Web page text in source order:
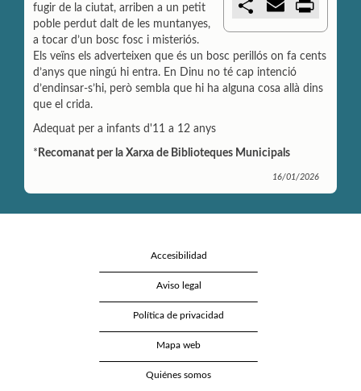
a
t
i
m
l
t
fugir de la ciutat, arriben a un petit
poble perdut dalt de les muntanyes,
a tocar d’un bosc fosc i misteriós.
Els veïns els adverteixen que és un bosc perillós on fa cents
d’anys que ningú hi entra. En Dinu no té cap intenció
d’endinsar-s’hi, però sembla que hi ha alguna cosa allà dins
que el crida.
Adequat per a infants d'11 a 12 anys
* Recomanat per la Xarxa de Biblioteques Municipals
16/01/2026
Accesibilidad
Aviso legal
Política de privacidad
Mapa web
Quiénes somos